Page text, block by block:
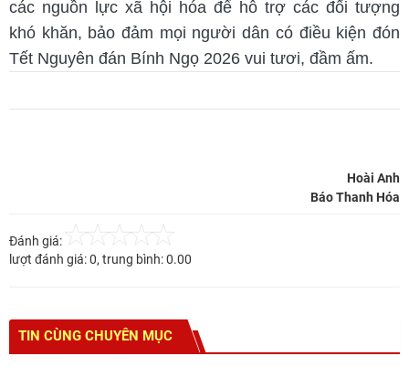
các nguồn lực xã hội hóa để hỗ trợ các đối tượng
khó khăn, bảo đảm mọi người dân có điều kiện đón
Tết Nguyên đán Bính Ngọ 2026 vui tươi, đầm ấm.
Hoài Anh
Báo Thanh Hóa
Đánh giá:
lượt đánh giá:0, trung bình:0.00
TIN CÙNG CHUYÊN MỤC